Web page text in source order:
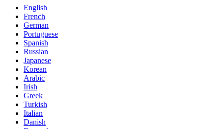
English
French
German
Portuguese
Spanish
Russian
Japanese
Korean
Arabic
Irish
Greek
Turkish
Italian
Danish